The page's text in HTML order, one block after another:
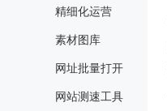
精细化运营
素材图库
网址批量打开
网站测速工具